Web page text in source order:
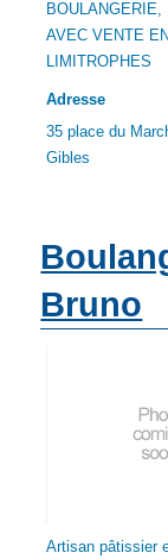
AVEC VENTE
LIMITROPHES
Adresse
35 place du
Gibles
Bruno
Artisan pâtissier